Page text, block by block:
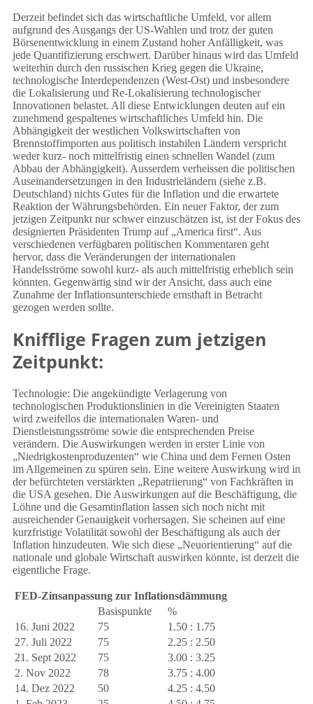
Derzeit befindet sich das wirtschaftliche Umfeld, vor allem
aufgrund des Ausgangs der US-Wahlen und trotz der guten
Börsenentwicklung in einem Zustand hoher Anfälligkeit, was
jede Quantifizierung erschwert. Darüber hinaus wird das Umfeld
weiterhin durch den russischen Krieg gegen die Ukraine,
technologische Interdependenzen (West-Ost) und insbesondere
die Lokalisierung und Re-Lokalisierung technologischer
Innovationen belastet. All diese Entwicklungen deuten auf ein
zunehmend gespaltenes wirtschaftliches Umfeld hin. Die
Abhängigkeit der westlichen Volkswirtschaften von
Brennstoffimporten aus politisch instabilen Ländern verspricht
weder kurz- noch mittelfristig einen schnellen Wandel (zum
Abbau der Abhängigkeit). Ausserdem verheissen die politischen
Auseinandersetzungen in den Industrieländern (siehe z.B.
Deutschland) nichts Gutes für die Inflation und die erwartete
Reaktion der Währungsbehörden. Ein neuer Faktor, der zum
jetzigen Zeitpunkt nur schwer einzuschätzen ist, ist der Fokus des
designierten Präsidenten Trump auf „America first“. Aus
verschiedenen verfügbaren politischen Kommentaren geht
hervor, dass die Veränderungen der internationalen
Handelsströme sowohl kurz- als auch mittelfristig erheblich sein
könnten. Gegenwärtig sind wir der Ansicht, dass auch eine
Zunahme der Inflationsunterschiede ernsthaft in Betracht
gezogen werden sollte.
Knifflige Fragen zum jetzigen
Zeitpunkt:
Technologie: Die angekündigte Verlagerung von
technologischen Produktionslinien in die Vereinigten Staaten
wird zweifellos die internationalen Waren- und
Dienstleistungsströme sowie die entsprechenden Preise
verändern. Die Auswirkungen werden in erster Linie von
„Niedrigkostenproduzenten“ wie China und dem Fernen Osten
im Allgemeinen zu spüren sein. Eine weitere Auswirkung wird in
der befürchteten verstärkten „Repatriierung“ von Fachkräften in
die USA gesehen. Die Auswirkungen auf die Beschäftigung, die
Löhne und die Gesamtinflation lassen sich noch nicht mit
ausreichender Genauigkeit vorhersagen. Sie scheinen auf eine
kurzfristige Volatilität sowohl der Beschäftigung als auch der
Inflation hinzudeuten. Wie sich diese „Neuorientierung“ auf die
nationale und globale Wirtschaft auswirken könnte, ist derzeit die
eigentliche Frage.
FED-Zinsanpassung zur Inflationsdämmung
Basispunkte
%
16. Juni 2022
75
1.50 : 1.75
27. Juli 2022
75
2.25 : 2.50
21. Sept 2022
75
3.00 : 3.25
2. Nov 2022
78
3.75 : 4.00
14. Dez 2022
50
4.25 : 4.50